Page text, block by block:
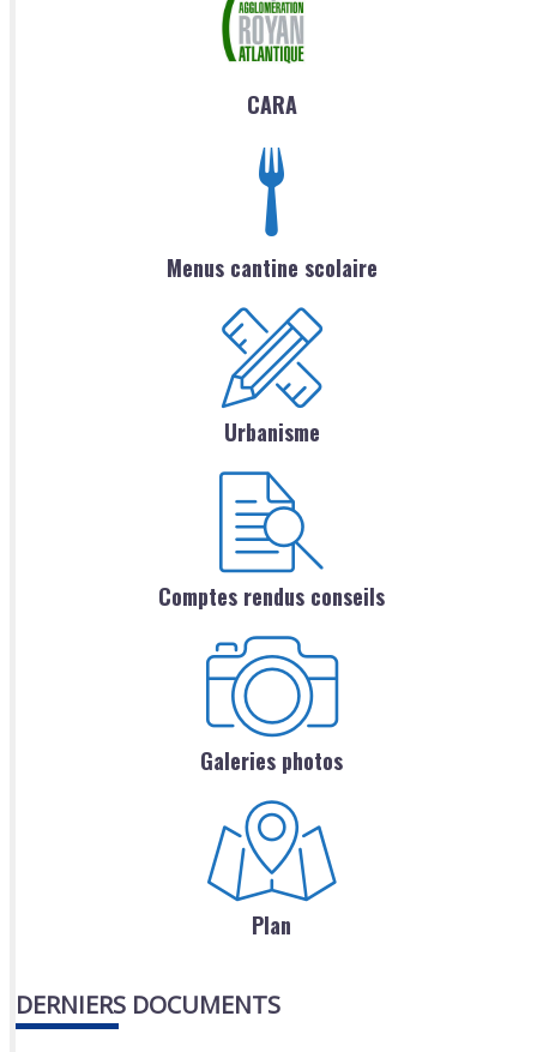
CARA
Menus cantine scolaire
Urbanisme
Comptes rendus conseils
Galeries photos
Plan
DERNIERS DOCUMENTS